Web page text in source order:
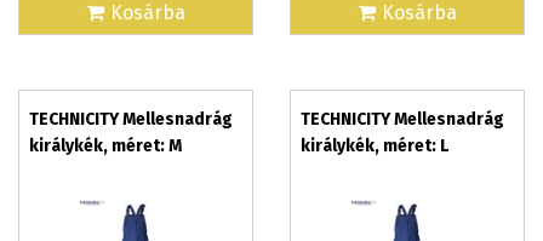
Kosárba Kosárba
TECHNICITY Mellesnadrág
királykék, méret: M
TECHNICITY Mellesnadrág
királykék, méret: L